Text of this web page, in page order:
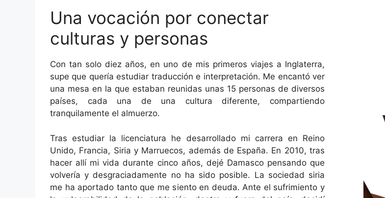
Una vocación por conectar
culturas y personas
Con tan solo diez años, en uno de mis primeros viajes a Inglaterra,
supe que quería estudiar traducción e interpretación. Me encantó ver
una mesa en la que estaban reunidas unas 15 personas de diversos
países, cada una de una cultura diferente, compartiendo
tranquilamente el almuerzo.
Tras estudiar la licenciatura he desarrollado mi carrera en Reino
Unido, Francia, Siria y Marruecos, además de España. En 2010, tras
hacer allí mi vida durante cinco años, dejé Damasco pensando que
volvería y desgraciadamente no ha sido posible. La sociedad siria
me ha aportado tanto que me siento en deuda. Ante el sufrimiento y